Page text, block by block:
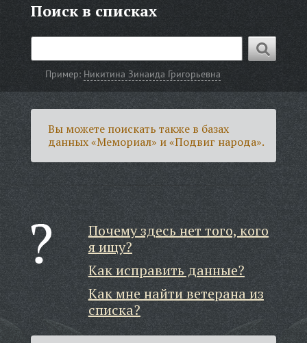
Поиск в списках
Пример: Никитина Зинаида Григорьевна
Вы можете поискать также в базах
данных «Мемориал» и «Подвиг народа».
Почему здесь нет того, кого
я ищу?
Как исправить данные?
Как мне найти ветерана из
списка?